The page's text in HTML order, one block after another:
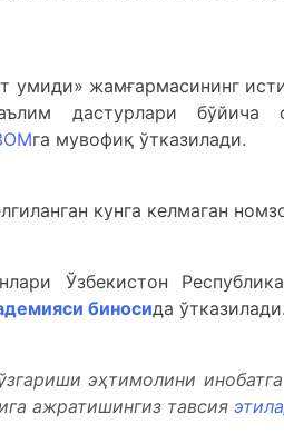
умиди» жамғармасининг
дастурлари
га мувофиқ ўтказилади.
кунга келмаган
Ўзбекистон
биносида ўтказилади.
эҳтимолини
ажратишингиз тавсия